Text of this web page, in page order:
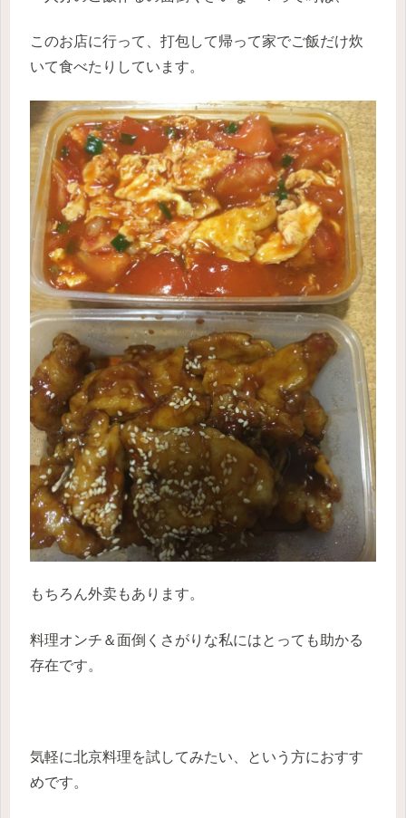
このお店に行って、打包して帰って家でご飯だけ炊
いて食べたりしています。
もちろん外卖もあります。
料理オンチ＆面倒くさがりな私にはとっても助かる
存在です。
気軽に北京料理を試してみたい、という方におすす
めです。